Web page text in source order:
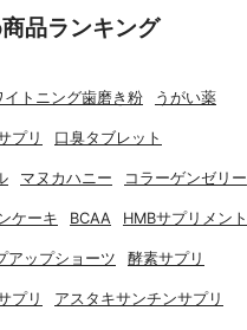
品ランキング
イトニング歯磨き粉 うがい薬
プリ 口臭タブレット
マヌカハニー コラーゲンゼリー
ケーキ BCAA HMBサプリメント
アップショーツ 酵素サプリ
プリ アスタキサンチンサプリ